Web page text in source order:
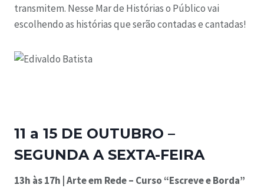
transmitem. Nesse Mar de Histórias o Público vai
escolhendo as histórias que serão contadas e cantadas!
11 a 15 DE OUTUBRO –
SEGUNDA A SEXTA-FEIRA
13h às 17h | Arte em Rede – Curso “Escreve e Borda”